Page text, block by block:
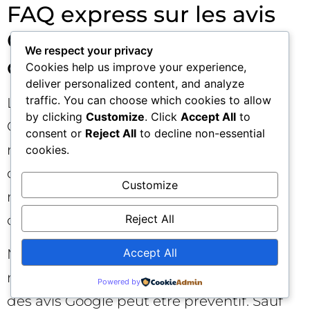
FAQ express sur les avis
Google et l’incident en
cours ❓
Les avis supprimés vont-ils revenir ?
Google indique vouloir restaurer les avis
retirés à tort après vérification. Aucune
date n’est garantie, mais l’historique
montre que des rétablissements partiels
ou complets sont possibles.
Mon profil est-il pénalisé ? Pas
nécessairement. Un blocage temporaire
des avis Google peut être préventif. Sauf
We respect your privacy
Cookies help us improve your experience,
deliver personalized content, and analyze
traffic. You can choose which cookies to allow
by clicking Customize. Click Accept All to
consent or Reject All to decline non-essential
cookies.
Customize
Reject All
Accept All
Powered by